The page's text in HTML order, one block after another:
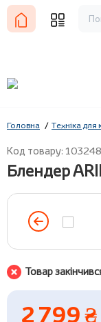
Головна Техніка для
Код товару: 103248
Блендер
Товар
2 799 ₴